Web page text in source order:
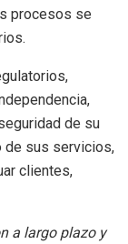
procesos se
de su
de sus servicios,
clientes,
a largo plazo y